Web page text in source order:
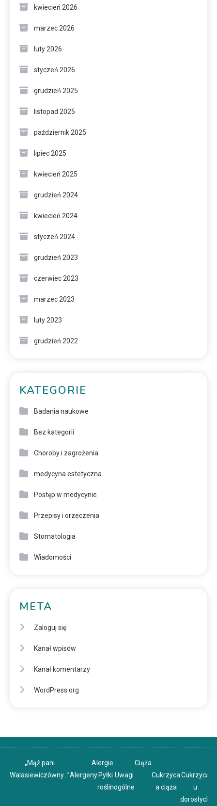
kwiecień 2026
marzec 2026
luty 2026
styczeń 2026
grudzień 2025
listopad 2025
październik 2025
lipiec 2025
kwiecień 2025
grudzień 2024
kwiecień 2024
styczeń 2024
grudzień 2023
czerwiec 2023
marzec 2023
luty 2023
grudzień 2022
KATEGORIE
Badania naukowe
Bez kategorii
Choroby i zagrożenia
medycyna estetyczna
Postęp w medycynie
Przepisy i orzeczenia
Stomatologia
Wiadomości
META
Zaloguj się
Kanał wpisów
Kanał komentarzy
WordPress.org
„Mąż pani
Walasiewiczówny…”
Alergie
Alergeny Pyłki
roślin
Uwagi
ogólne
Ciąża
Cukrzyca
a ciąża
Cukrzyca
u
dorosłych